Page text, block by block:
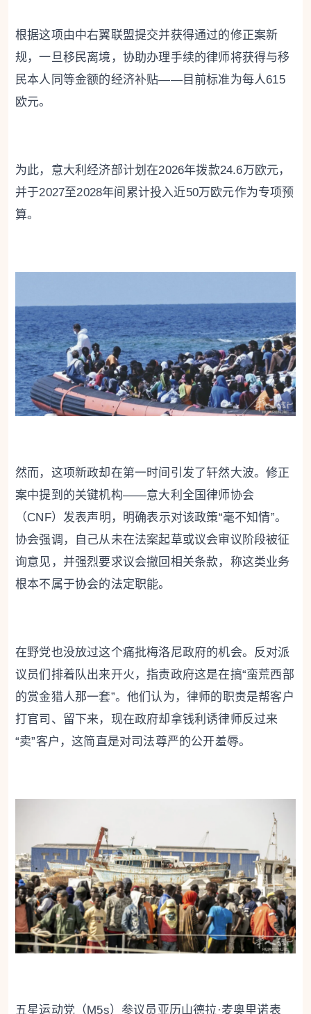
根据这项由中右翼联盟提交并获得通过的修正案新
规，一旦移民离境，协助办理手续的律师将获得与移
民本人同等金额的经济补贴——目前标准为每人615
欧元。
为此，意大利经济部计划在2026年拨款24.6万欧元，
并于2027至2028年间累计投入近50万欧元作为专项预
算。
然而，这项新政却在第一时间引发了轩然大波。修正
案中提到的关键机构——意大利全国律师协会
（CNF）发表声明，明确表示对该政策“毫不知情”。
协会强调，自己从未在法案起草或议会审议阶段被征
询意见，并强烈要求议会撤回相关条款，称这类业务
根本不属于协会的法定职能。
在野党也没放过这个痛批梅洛尼政府的机会。反对派
议员们排着队出来开火，指责政府这是在搞“蛮荒西部
的赏金猎人那一套”。他们认为，律师的职责是帮客户
打官司、留下来，现在政府却拿钱利诱律师反过来
“卖”客户，这简直是对司法尊严的公开羞辱。
五星运动党（M5s）参议员亚历山德拉·麦奥里诺表